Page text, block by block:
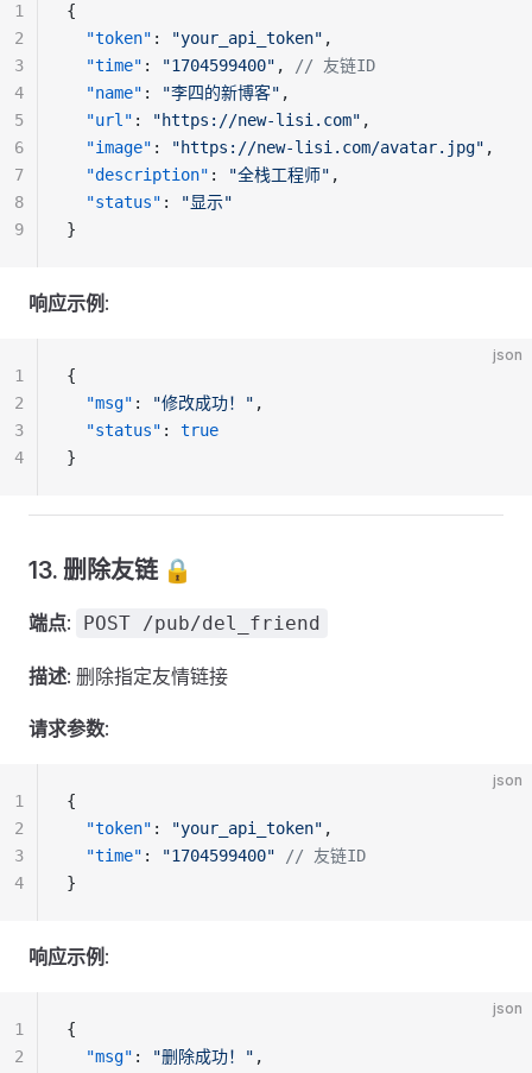
{
  "token"
: "your_api_token" ,
  "time"
: "1704599400" ,
// 友链ID
  "name"
: "李四的新博客" ,
  "url"
: "https://new-lisi.com" ,
  "image"
: "https://new-lisi.com/avatar.jpg" ,
  "description"
: "全栈工程师" ,
  "status"
:
"显示"
}
1
2
3
4
5
6
7
8
9
响应示例 :
json
{
  "msg"
: "修改成功！" ,
  "status"
: true
}
1
2
3
4
13. 删除友链 🔒
端点: POST /pub/del_friend
描述: 删除指定友情链接
请求参数:
json
{
  "token"
: "your_api_token" ,
  "time"
: "1704599400" // 友链ID
}
1
2
3
4
响应示例 :
json
{
  "msg"
: "删除成功！" ,
1
2